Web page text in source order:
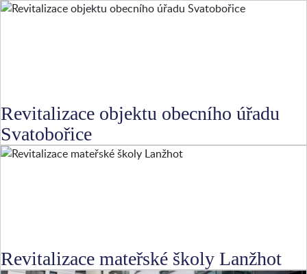
Revitalizace objektu obecního úřadu
Svatobořice
Revitalizace mateřské školy Lanžhot